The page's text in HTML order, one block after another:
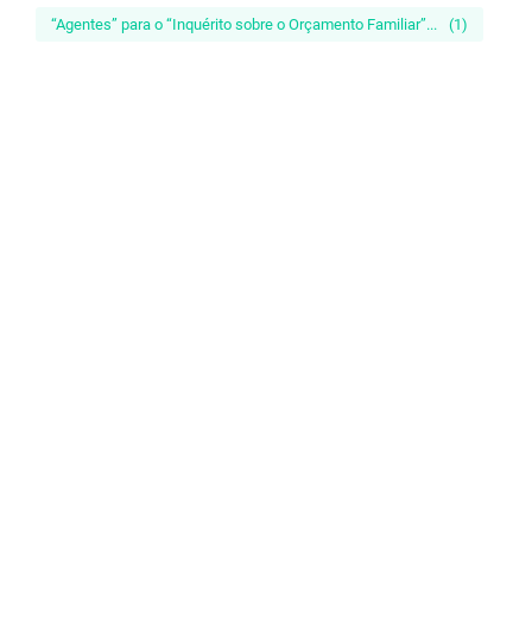
“Agentes” para o “Inquérito sobre o Orçamento Familiar”... (1)